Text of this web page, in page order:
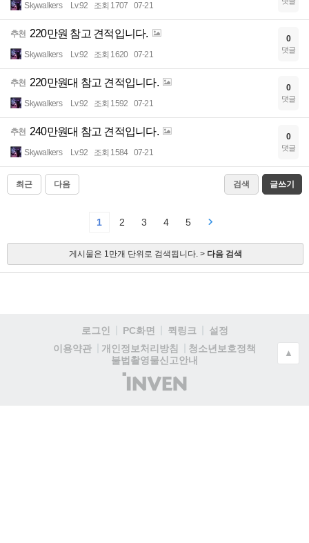
Skywalkers Lv.92 조회 1707 07-21
추천 220만원 참고 견적입니다.
Skywalkers Lv.92 조회 1620 07-21
0
댓글
추천 220만원대 참고 견적입니다.
Skywalkers Lv.92 조회 1592 07-21
0
댓글
추천 240만원대 참고 견적입니다.
Skywalkers Lv.92 조회 1584 07-21
0
댓글
최근 다음 검색 글쓰기
1 2 3 4 5
게시물은 1만개 단위로 검색됩니다. > 다음 검색
로그인 PC화면 퀵링크
설정
이용약관
개인정보처리방침
청소년보호정책
불법촬영물신고안내
(주)
인
▲